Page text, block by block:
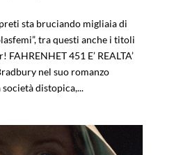
sta bruciando migliaia di
tra questi anche i titoli
451 E’ REALTA’
nel suo romanzo
società distopica,...